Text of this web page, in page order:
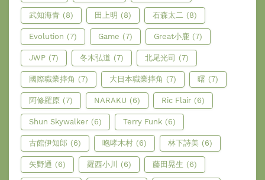
武知海青 (8) 田上明 (8) 石森太二 (8)
Evolution (7) Game (7) Great小鹿 (7)
JWP (7) 冬木弘道 (7) 北尾光司 (7)
國際職業摔角 (7) 大日本職業摔角 (7) 曙 (7)
阿修羅原 (7) NARAKU (6) Ric Flair (6)
Shun Skywalker (6) Terry Funk (6)
古館伊知郎 (6) 咆哮木村 (6) 林下詩美 (6)
矢野通 (6) 羅西小川 (6) 藤田晃生 (6)